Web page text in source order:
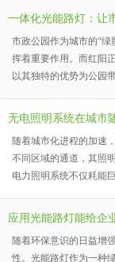
一体化光能路灯：让
市政公园作为城市的“
挥着重要作用。而红阳
以其独特的优势为公园
境。
无电照明系统在城市
随着城市化进程的加速
不同区域的通道，其照
电力照明系统不仅耗能
应用光能路灯能给企
随着环保意识的日益增
性。光能路灯作为一种